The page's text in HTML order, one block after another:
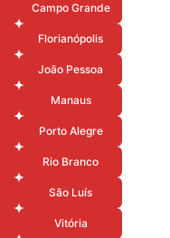
Campo Grande
Florianópolis
João Pessoa
Manaus
Porto Alegre
Rio Branco
São Luís
Vitória